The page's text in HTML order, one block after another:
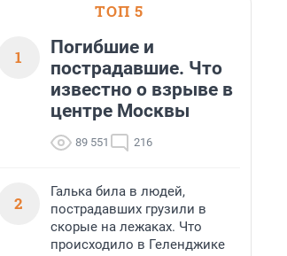
ТОП 5
1
Погибшие и
пострадавшие. Что
известно о взрыве в
центре Москвы
89 551 216
2
Галька била в людей,
пострадавших грузили в
скорые на лежаках. Что
происходило в Геленджике